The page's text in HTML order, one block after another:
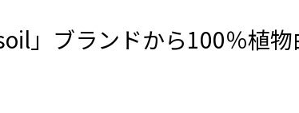
」ブランドから100％植